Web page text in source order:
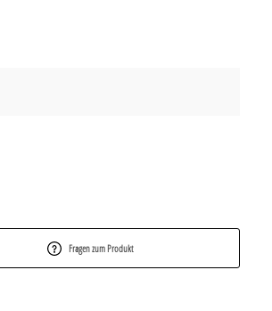
Fragen zum Produkt